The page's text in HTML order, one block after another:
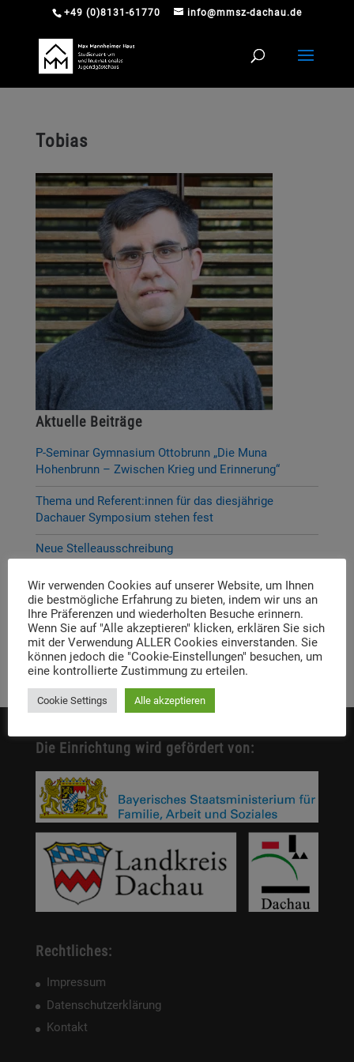
+49 (0)8131-61770 info@mmsz-dachau.de
Tobias
Aktuelle Beiträge
P-Seminar Gymnasium Ottobrunn „Die Muna
Hohenbrunn – Zwischen Krieg und Erinnerung“
Thema und Referent:innen für das diesjährige
Dachauer Symposium stehen fest
Neue Stelleausschreibung
Digitale Neuerscheinung: Launch der digitalen
Lernplattform „Memory Momentum“
Call for Applications: Dachau Autumn School 2026 –
Erinnern. Forschen. Vermitteln.
Die Einrichtung wird gefördert von:
Rechtliches:
Impressum
Datenschutzerklärung
Kontakt
Wir verwenden Cookies auf unserer Website, um Ihnen
die bestmögliche Erfahrung zu bieten, indem wir uns an
Ihre Präferenzen und wiederholten Besuche erinnern.
Wenn Sie auf "Alle akzeptieren" klicken, erklären Sie sich
mit der Verwendung ALLER Cookies einverstanden. Sie
können jedoch die "Cookie-Einstellungen" besuchen, um
eine kontrollierte Zustimmung zu erteilen.
Cookie Settings Alle akzeptieren